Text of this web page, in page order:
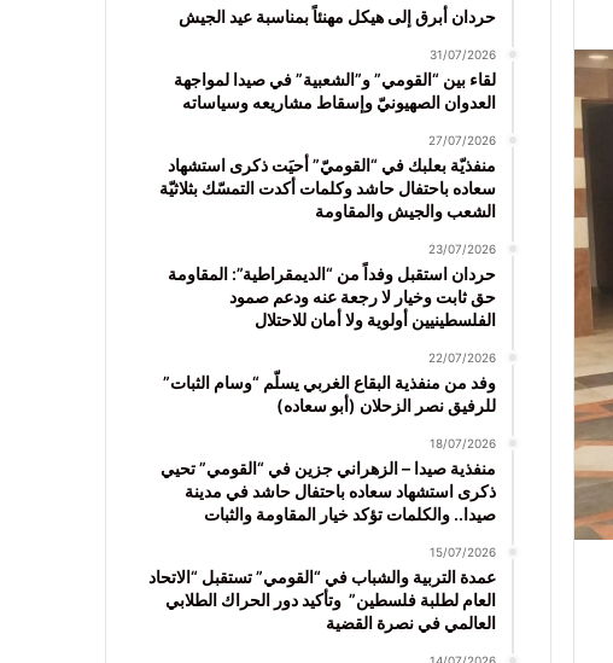
حردان أبرق إلى هيكل مهنئاً بمناسبة عيد الجيش
31/07/2026
لقاء بين “القومي” و”الشعبية” في صيدا لمواجهة
العدوان الصهيونيّ وإسقاط مشاريعه وسياساته
27/07/2026
منفذيّة بعلبك في “القوميّ” أحيَت ذكرى استشهاد
سعاده باحتفال حاشد وكلمات أكدت التمسّك بثلاثيّة
الشعب والجيش والمقاومة
23/07/2026
حردان استقبل وفداً من “الديمقراطية”: المقاومة
حق ثابت وخيار لا رجعة عنه ودعم صمود
الفلسطينيين أولوية ولا أمان للاحتلال
22/07/2026
وفد من منفذية البقاع الغربي يسلّم “وسام الثبات”
للرفيق نصر الزحلان (أبو سعاده)
18/07/2026
منفذية صيدا – الزهراني جزين في “القومي” تحيي
ذكرى استشهاد سعاده باحتفال حاشد في مدينة
صيدا.. والكلمات تؤكد خيار المقاومة والثبات
15/07/2026
عمدة التربية والشباب في “القومي” تستقبل “الاتحاد
العام لطلبة فلسطين” وتأكيد دور الحراك الطلابي
العالمي في نصرة القضية